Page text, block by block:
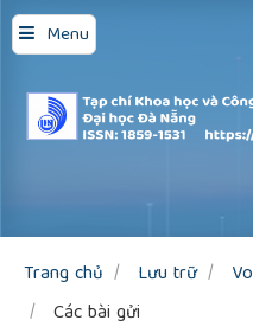
Menu
Quick
jump
to
page
content
Main
Sidebar
Trang chủ Lưu trữ
Các bài gửi